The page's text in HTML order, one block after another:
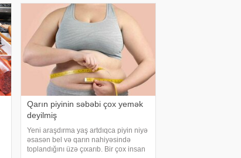
Qarın piyinin səbəbi çox yemək
deyilmiş
Yeni araşdırma yaş artdıqca piyin niyə
əsasən bel və qarın nahiyəsində
toplandığını üzə çıxarıb. Bir çox insan